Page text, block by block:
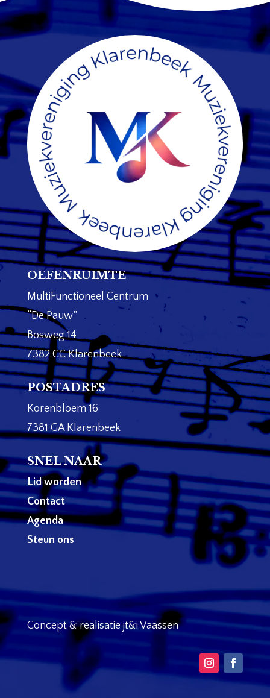
OEFENRUIMTE
MultiFunctioneel Centrum
“De Pauw”
Bosweg 14
7382 CC Klarenbeek
POSTADRES
Korenbloem 16
7381 GA Klarenbeek
SNEL NAAR
Lid worden
Contact
Agenda
Steun ons
Concept & realisatie jt&i Vaassen